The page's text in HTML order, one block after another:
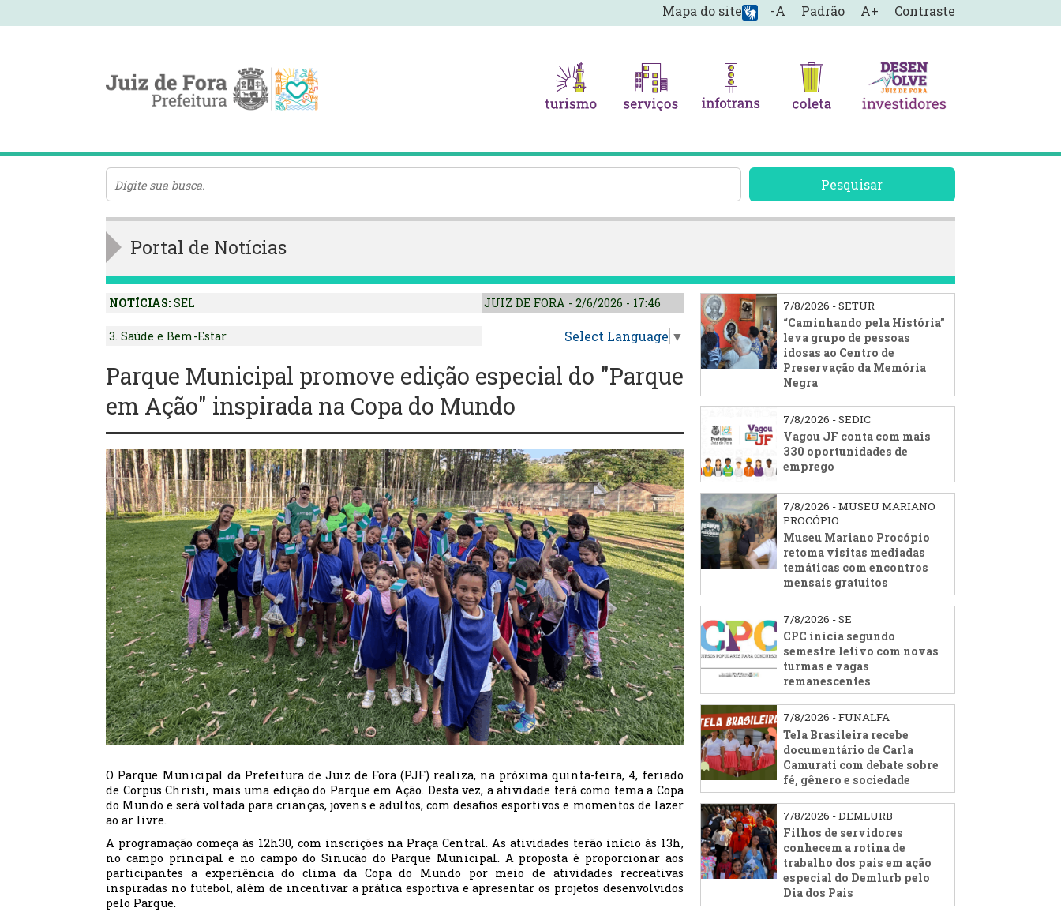
-A Padrão A+ Contraste
Mapa do site
Pesquisar
Portal de Notícias
NOTÍCIAS: SEL JUIZ DE FORA - 2/6/2026 - 17:46
3. Saúde e Bem-Estar Select Language ▼
Parque Municipal promove edição especial do "Parque
em Ação" inspirada na Copa do Mundo
O Parque Municipal da Prefeitura de Juiz de Fora (PJF) realiza, na próxima quinta-feira, 4, feriado
de Corpus Christi, mais uma edição do Parque em Ação. Desta vez, a atividade terá como tema a Copa
do Mundo e será voltada para crianças, jovens e adultos, com desafios esportivos e momentos de lazer
ao ar livre.
A programação começa às 12h30, com inscrições na Praça Central. As atividades terão início às 13h,
no campo principal e no campo do Sinucão do Parque Municipal. A proposta é proporcionar aos
participantes a experiência do clima da Copa do Mundo por meio de atividades recreativas
inspiradas no futebol, além de incentivar a prática esportiva e apresentar os projetos desenvolvidos
pelo Parque.
7/8/2026 - SETUR
“Caminhando pela História”
leva grupo de pessoas
idosas ao Centro de
Preservação da Memória
Negra
7/8/2026 - SEDIC
Vagou JF conta com mais
330 oportunidades de
emprego
7/8/2026 - MUSEU MARIANO
PROCÓPIO
Museu Mariano Procópio
retoma visitas mediadas
temáticas com encontros
mensais gratuitos
7/8/2026 - SE
CPC inicia segundo
semestre letivo com novas
turmas e vagas
remanescentes
7/8/2026 - FUNALFA
Tela Brasileira recebe
documentário de Carla
Camurati com debate sobre
fé, gênero e sociedade
7/8/2026 - DEMLURB
Filhos de servidores
conhecem a rotina de
trabalho dos pais em ação
especial do Demlurb pelo
Dia dos Pais